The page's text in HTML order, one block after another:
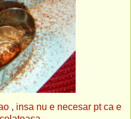
, insa nu e necesar pt ca e